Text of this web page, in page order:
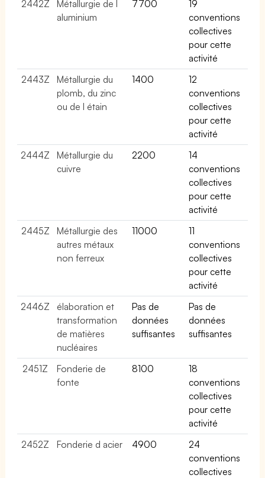
2442Z
Métallurgie de l
aluminium
7700
19
conventions
collectives
pour cette
activité
2443Z
Métallurgie du
plomb, du zinc
ou de l étain
1400
12
conventions
collectives
pour cette
activité
2444Z
Métallurgie du
cuivre
2200
14
conventions
collectives
pour cette
activité
2445Z
Métallurgie des
autres métaux
non ferreux
11000
11
conventions
collectives
pour cette
activité
2446Z
élaboration et
transformation
de matières
nucléaires
Pas de
données
suffisantes
Pas de
données
suffisantes
2451Z
Fonderie de
fonte
8100
18
conventions
collectives
pour cette
activité
2452Z
Fonderie d acier 4900
24
conventions
collectives